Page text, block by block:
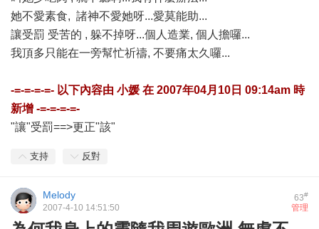
她不愛素食, 諸神不愛她呀...愛莫能助...
讓受罰 受苦的 , 躲不掉呀...個人造業, 個人擔囉...
我頂多只能在一旁幫忙祈禱, 不要痛太久囉...
-=-=-=-=- 以下內容由 小媛 在 2007年04月10日 09:14am 時
新增 -=-=-=-=-
"讓"受罰==>更正"該"
支持 反對
63#
Melody
管理
2007-4-10 14:51:50